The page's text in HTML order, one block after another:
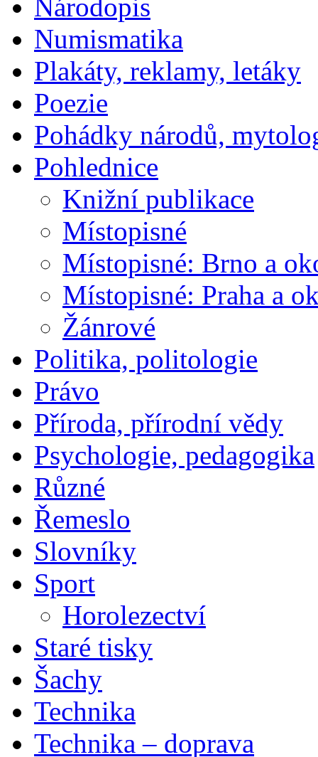
Národopis
Numismatika
Plakáty, reklamy, letáky
Poezie
Pohádky národů,
Pohlednice
Knižní publikace
Místopisné
Místopisné: Brno a
Místopisné: Praha a
Žánrové
Politika, politologie
Právo
Příroda, přírodní vědy
Psychologie, pedagogika
Různé
Řemeslo
Slovníky
Sport
Horolezectví
Staré tisky
Šachy
Technika
Technika – doprava